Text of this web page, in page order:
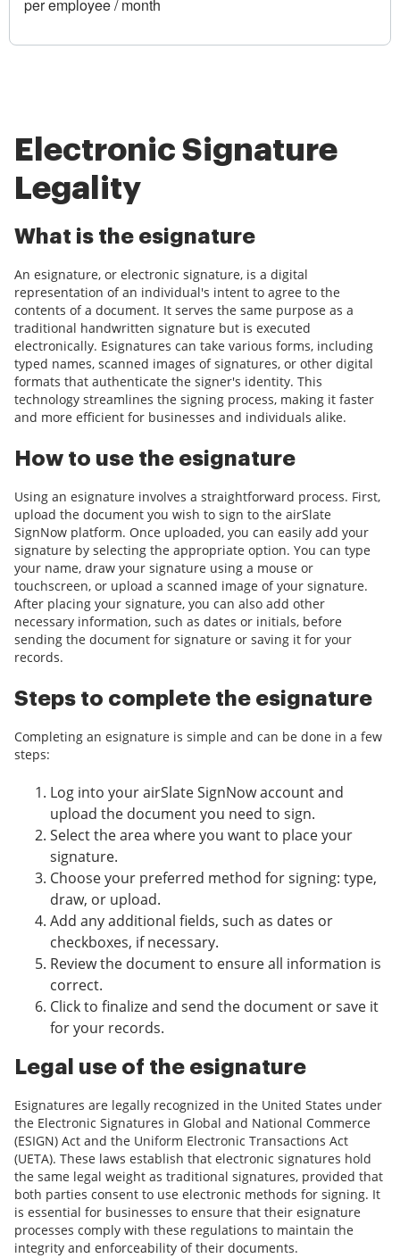
per employee / month
Electronic Signature
Legality
What is the esignature
An esignature, or electronic signature, is a digital
representation of an individual's intent to agree to the
contents of a document. It serves the same purpose as a
traditional handwritten signature but is executed
electronically. Esignatures can take various forms, including
typed names, scanned images of signatures, or other digital
formats that authenticate the signer's identity. This
technology streamlines the signing process, making it faster
and more efficient for businesses and individuals alike.
How to use the esignature
Using an esignature involves a straightforward process. First,
upload the document you wish to sign to the airSlate
SignNow platform. Once uploaded, you can easily add your
signature by selecting the appropriate option. You can type
your name, draw your signature using a mouse or
touchscreen, or upload a scanned image of your signature.
After placing your signature, you can also add other
necessary information, such as dates or initials, before
sending the document for signature or saving it for your
records.
Steps to complete the esignature
Completing an esignature is simple and can be done in a few
steps:
Log into your airSlate SignNow account and
upload the document you need to sign.
Select the area where you want to place your
signature.
Choose your preferred method for signing: type,
draw, or upload.
Add any additional fields, such as dates or
checkboxes, if necessary.
Review the document to ensure all information is
correct.
Click to finalize and send the document or save it
for your records.
Legal use of the esignature
Esignatures are legally recognized in the United States under
the Electronic Signatures in Global and National Commerce
(ESIGN) Act and the Uniform Electronic Transactions Act
(UETA). These laws establish that electronic signatures hold
the same legal weight as traditional signatures, provided that
both parties consent to use electronic methods for signing. It
is essential for businesses to ensure that their esignature
processes comply with these regulations to maintain the
integrity and enforceability of their documents.